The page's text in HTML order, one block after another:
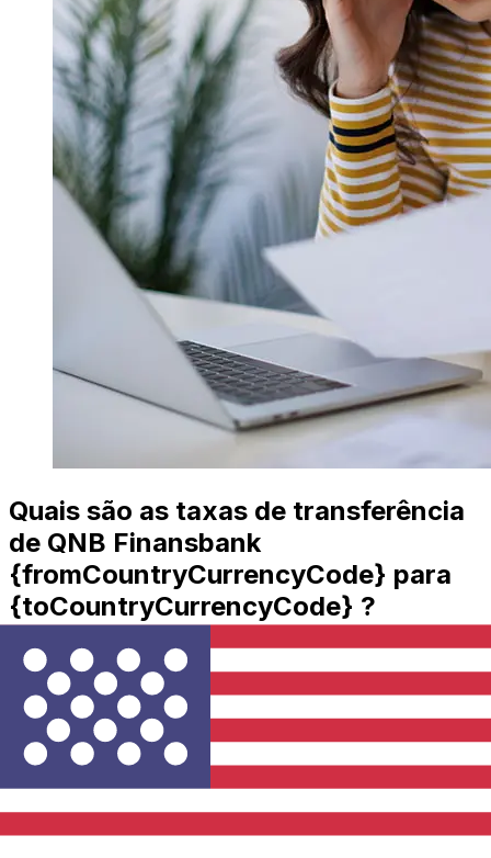
Quais são as taxas de transferência
de QNB Finansbank
{fromCountryCurrencyCode} para
{toCountryCurrencyCode} ?
QNB Finansbank custos de transferência internacional
de dinheiro de TRY para USD dependem de fatores
como o valor da transferência. Normalmente,
transferências de valores mais altos vêm com taxas
menores e melhores taxas de câmbio. Verifique a tabela
de comparação para comparar as taxas QNB
Finansbank com Xe.
Por que transferir com a Xe em vez